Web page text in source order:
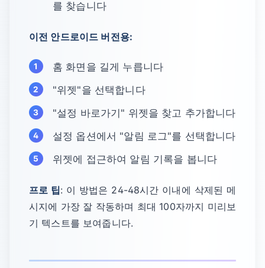
를 찾습니다
이전 안드로이드 버전용:
홈 화면을 길게 누릅니다
"위젯"을 선택합니다
"설정 바로가기" 위젯을 찾고 추가합니다
설정 옵션에서 "알림 로그"를 선택합니다
위젯에 접근하여 알림 기록을 봅니다
프로 팁: 이 방법은 24-48시간 이내에 삭제된 메
시지에 가장 잘 작동하며 최대 100자까지 미리보
기 텍스트를 보여줍니다.